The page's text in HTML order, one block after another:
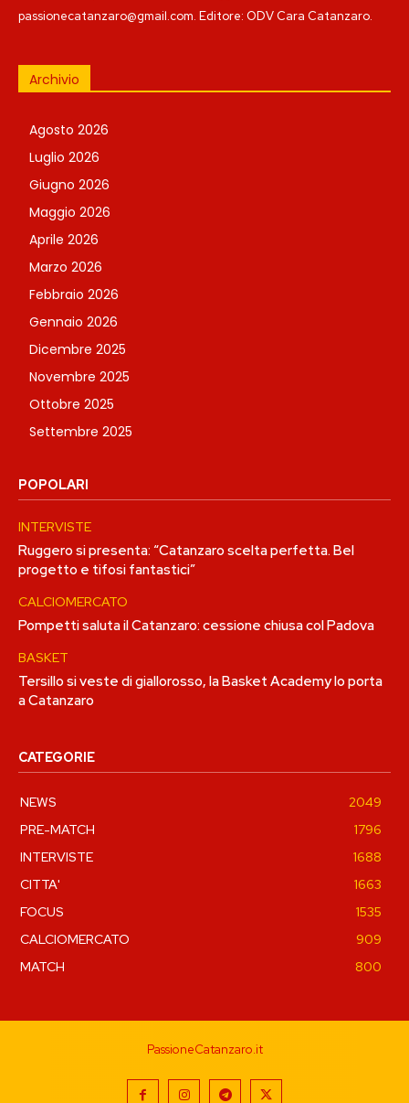
passionecatanzaro@gmail.com. Editore: ODV Cara Catanzaro.
Archivio
Agosto 2026
Luglio 2026
Giugno 2026
Maggio 2026
Aprile 2026
Marzo 2026
Febbraio 2026
Gennaio 2026
Dicembre 2025
Novembre 2025
Ottobre 2025
Settembre 2025
POPOLARI
INTERVISTE
Ruggero si presenta: “Catanzaro scelta perfetta. Bel
progetto e tifosi fantastici”
CALCIOMERCATO
Pompetti saluta il Catanzaro: cessione chiusa col Padova
BASKET
Tersillo si veste di giallorosso, la Basket Academy lo porta
a Catanzaro
CATEGORIE
NEWS
2049
PRE-MATCH
1796
INTERVISTE
1688
CITTA'
1663
FOCUS
1535
CALCIOMERCATO
909
MATCH
800
PassioneCatanzaro.it